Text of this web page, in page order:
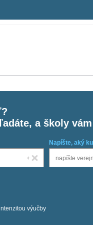
a školy
Napíšte, aký
výučby